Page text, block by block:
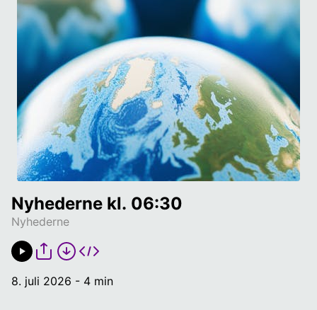
Nyhederne
Nyhederne kl. 06:30
8. juli 2026 - 4 min